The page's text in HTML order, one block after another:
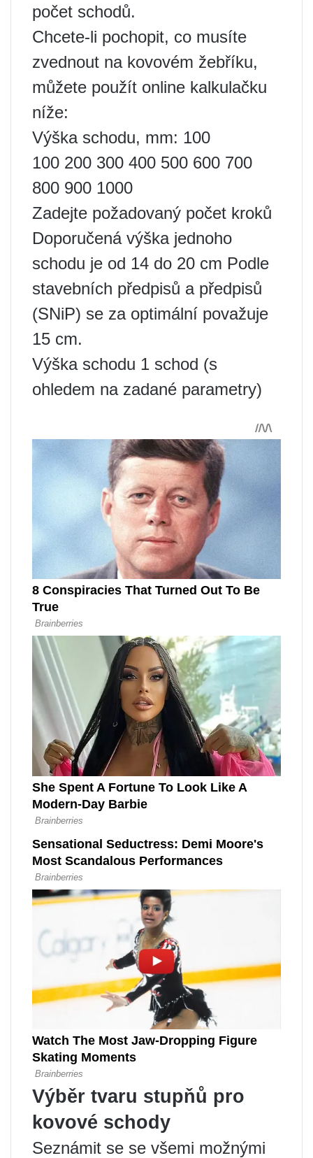
počet schodů.
Chcete-li pochopit, co musíte
zvednout na kovovém žebříku,
můžete použít online kalkulačku
níže:
Výška schodu, mm: 100
100 200 300 400 500 600 700
800 900 1000
Zadejte požadovaný počet kroků
Doporučená výška jednoho
schodu je od 14 do 20 cm Podle
stavebních předpisů a předpisů
(SNiP) se za optimální považuje
15 cm.
Výška schodu 1 schod (s
ohledem na zadané parametry)
Výběr tvaru stupňů pro
kovové schody
Seznámit se se všemi možnými